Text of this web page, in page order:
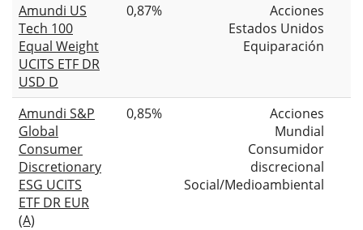
Amundi US
Tech 100
Equal Weight
UCITS ETF DR
USD D
0,87%
Acciones
Estados Unidos
Equiparación
Amundi S&P
Global
Consumer
Discretionary
ESG UCITS
ETF DR EUR
(A)
0,85%
Acciones
Mundial
Consumidor
discrecional
Social/Medioambiental